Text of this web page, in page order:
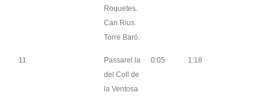
Roquetes.
Can Rius.
Torre Baró.
11
Passarel.la
del Coll de
la Ventosa
0:05 1:18